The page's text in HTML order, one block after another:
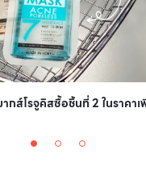
กส์โรจูคิสซื้อชิ้นที่ 2 ในราคาเ